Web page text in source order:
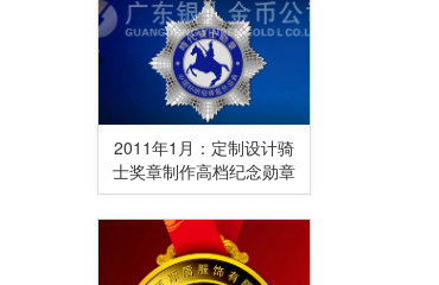
2011年1月：定制设计骑
士奖章制作高档纪念勋章